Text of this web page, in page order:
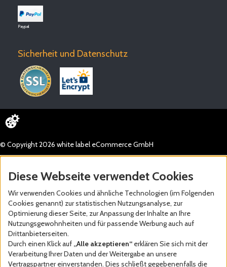
Paypal
Sicherheit und Datenschutz
© Copyright 2026 white label eCommerce GmbH
Diese Webseite verwendet Cookies
Wir verwenden Cookies und ähnliche Technologien (im Folgenden
Cookies genannt) zur statistischen Nutzungsanalyse, zur
Optimierung dieser Seite, zur Anpassung der Inhalte an Ihre
Nutzungsgewohnheiten und für passende Werbung auch auf
Drittanbieterseiten.
Durch einen Klick auf „Alle akzeptieren“ erklären Sie sich mit der
Verarbeitung Ihrer Daten und der Weitergabe an unsere
Vertragspartner einverstanden. Dies schließt gegebenenfalls die